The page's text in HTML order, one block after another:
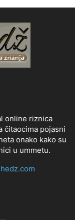
online riznica
čitaocima pojasni
onako kako su
u ummetu.